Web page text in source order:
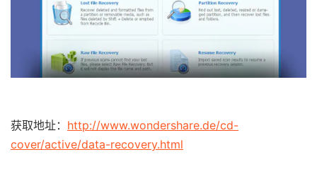
获取地址： http://www.wondershare.de/cd-
cover/active/data-recovery.html